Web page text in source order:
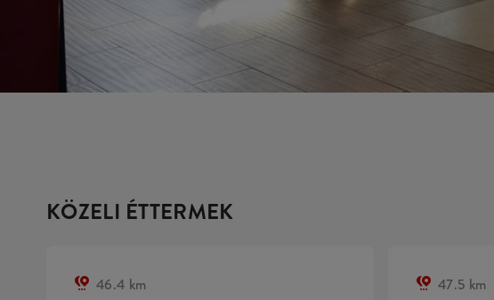
KÖZELI ÉTTERMEK
46.4 km
47.5 km